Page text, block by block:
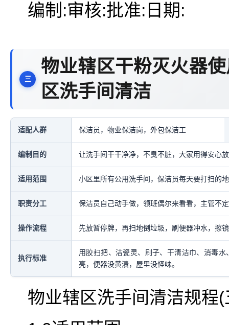
编制:审核:批准:日期:
物业辖区干粉灭火器
区洗手间清洁
适配人群 保洁员，物业保洁岗，外包保洁工
编制目的 让洗手间干干净净，不臭不脏，大家用得安心
适用范围 小区里所有公用洗手间，保洁员每天要打扫的
职责分工 保洁员自己动手做，领班偶尔来看看，主管不
操作流程 先放暂停牌，再扫地倒垃圾，刷便器冲水，擦
执行标准
用胶扫把、洁瓷灵、刷子、干清洁巾、消毒
亮，便器没黄渍，屋里没怪味。
物业辖区洗手间清洁规程(